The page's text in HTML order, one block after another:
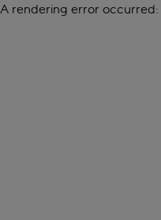
A rendering error occurred: